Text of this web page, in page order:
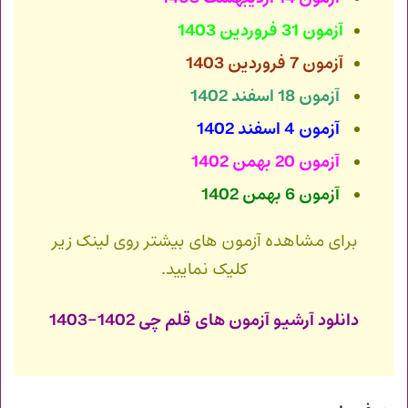
آزمون 31 فروردین 1403
آزمون 7 فروردین 1403
آزمون 18 اسفند 1402
آزمون 4 اسفند 1402
آزمون 20 بهمن 1402
آزمون 6 بهمن 1402
برای مشاهده آزمون های بیشتر روی لینک زیر
کلیک نمایید.
دانلود آرشیو آزمون های قلم چی 1402-1403